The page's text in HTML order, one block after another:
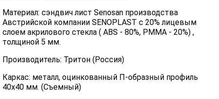
Материал: сэндвич лист Senosan производства
Австрийской компании SENOPLAST c 20% лицевым
слоем акрилового стекла ( ABS - 80%, PMMA - 20%) ,
толщиной 5 мм.
Производитель: Тритон (Россия)
Каркас: металл, оцинкованный П-образный профиль
40х40 мм. (Съемный)